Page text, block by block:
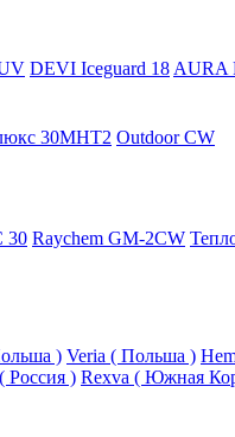
DEVI Iceguard 18 AURA
30МНТ2 Outdoor CW
30 Raychem GM-2CW
) Veria ( Польша )
Россия ) Rexva ( Южная